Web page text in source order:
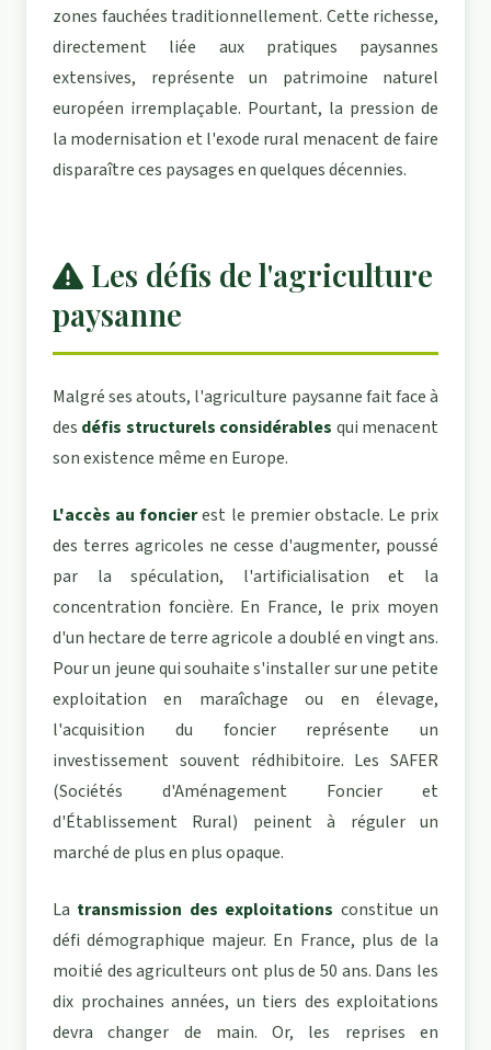
zones fauchées traditionnellement. Cette richesse,
directement liée aux pratiques paysannes
extensives, représente un patrimoine naturel
européen irremplaçable. Pourtant, la pression de
la modernisation et l'exode rural menacent de faire
disparaître ces paysages en quelques décennies.
Les défis de l'agriculture
paysanne
Malgré ses atouts, l'agriculture paysanne fait face à
des défis structurels considérables qui menacent
son existence même en Europe.
L'accès au foncierest le premier obstacle. Le prix
des terres agricoles ne cesse d'augmenter, poussé
par la spéculation, l'artificialisation et la
concentration foncière. En France, le prix moyen
d'un hectare de terre agricole a doublé en vingt ans.
Pour un jeune qui souhaite s'installer sur une petite
exploitation en maraîchage ou en élevage,
l'acquisition du foncier représente un
investissement souvent rédhibitoire. Les SAFER
(Sociétés d'Aménagement Foncier et
d'Établissement Rural) peinent à réguler un
marché de plus en plus opaque.
La transmission des exploitations constitue un
défi démographique majeur. En France, plus de la
moitié des agriculteurs ont plus de 50 ans. Dans les
dix prochaines années, un tiers des exploitations
devra changer de main. Or, les reprises en